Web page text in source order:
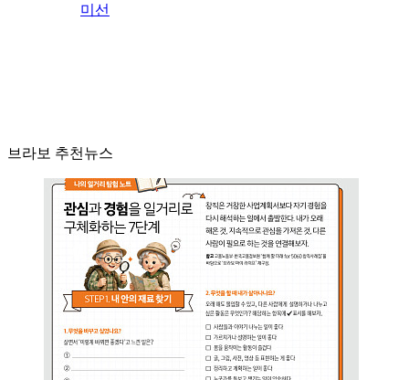
미선
브라보 추천뉴스